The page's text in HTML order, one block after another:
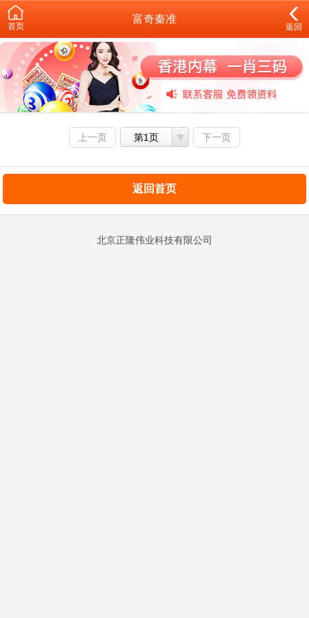
首页
富奇秦准
返回
上一页 第1页 下一页
返回首页
北京正隆伟业科技有限公司